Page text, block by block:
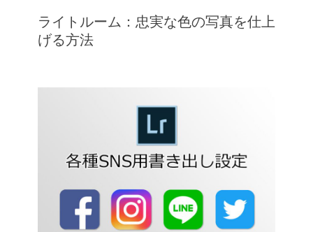
ライトルーム：忠実な色の写真を仕上
げる方法